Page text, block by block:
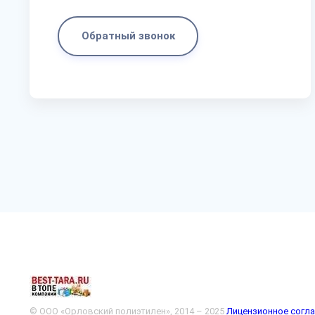
Обратный звонок
© ООО «Орловский полиэтилен», 2014 – 2025 Лицензионное